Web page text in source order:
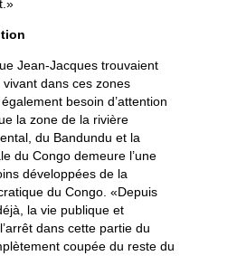
Jean-Jacques trouvaient
dans ces zones
besoin d’attention
la zone de la rivière
du Bandundu et la
du Congo demeure l’une
développées de la
du Congo. «Depuis
la vie publique et
dans cette partie du
coupée du reste du